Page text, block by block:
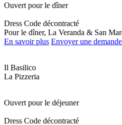
Ouvert pour le dîner
Dress Code décontracté
Pour le dîner, La Veranda & San
En savoir plus Envoyer une demande
Il Basilico
La Pizzeria
Ouvert pour le déjeuner
Dress Code décontracté